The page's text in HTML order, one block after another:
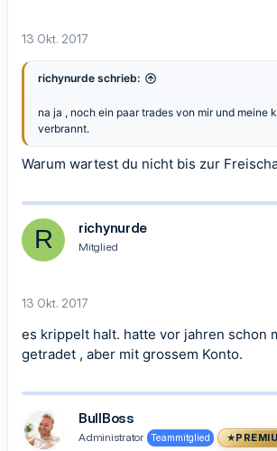
13 Okt. 2017
richynurde schrieb:
na ja , noch ein paar trades von mir und meine
verbrannt.
Warum wartest du nicht bis zur
R richynurde
Mitglied
13 Okt. 2017
es krippelt halt. hatte vor jahren schon
getradet , aber mit grossem Konto.
BullBoss
Administrator Teammitglied